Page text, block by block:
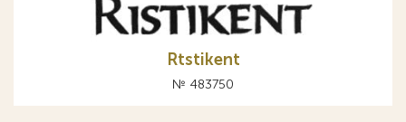
Rtstikent
№ 483750